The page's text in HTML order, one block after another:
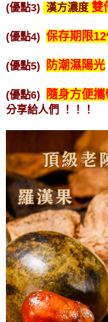
(優點3) 漢方濃度 雙
(優點4) 保存期限12
(優點5) 防潮濕陽光
(優點6) 隨身方便攜
分享給人們
！！！